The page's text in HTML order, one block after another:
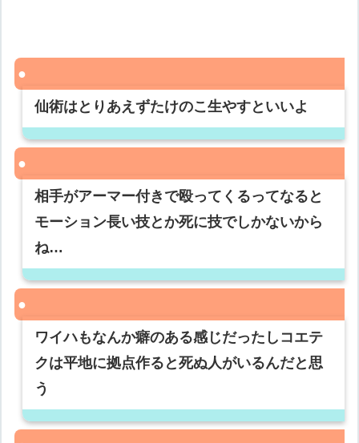
仙術はとりあえずたけのこ生やすといいよ
相手がアーマー付きで殴ってくるってなると
モーション長い技とか死に技でしかないから
ね…
ワイハもなんか癖のある感じだったしコエテ
クは平地に拠点作ると死ぬ人がいるんだと思
う